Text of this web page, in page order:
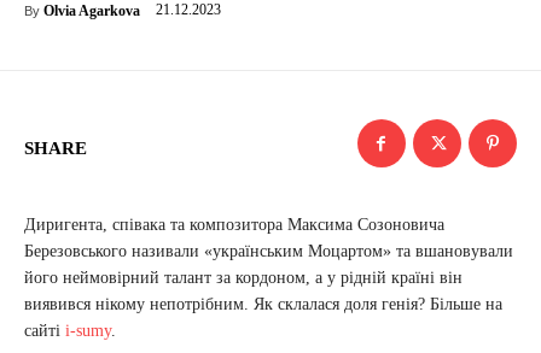
By Olvia Agarkova 21.12.2023
SHARE
Диригента, співака та композитора Максима Созоновича
Березовського називали «українським Моцартом» та вшановували
його неймовірний талант за кордоном, а у рідній країні він
виявився нікому непотрібним. Як склалася доля генія? Більше на
сайті i-sumy.